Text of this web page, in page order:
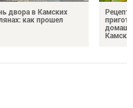
двора в Камских
как прошел